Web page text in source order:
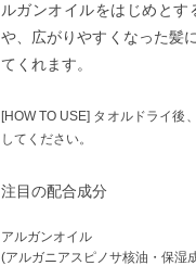
ルガンオイルをはじめと
や、広がりやすくなった髪
てくれます。
[HOW TO USE] タオルドライ後
してください。
注目の配合成分
アルガンオイル
(アルガニアスピノサ核油・保湿